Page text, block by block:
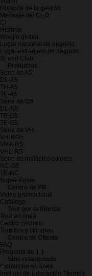
Filosofía de la gestión
Mensaje del CEO
CI
Historia
Woojin global
Lugar nacional de negocio
Lugar extranjero de negocio
Speed Club
Productos
Serie de A5
DL-A5
TH-A5
TE-A5
Serie de G5
DL-G5
TB-G5
TE-G5
Serie de VH
VH-RG5
VHA-RS
VHL-RS
Serie de múltiples colores
NC-G5
TE-NC
Super-Foam
Centro de PR
Video promocional
Catálogo
Tour por la fábrica
Tour en línea
Centro Técnico
Tornillos y cilindros
Centro de Cliente
FAQ
Pregunta de 1:1
Sitio relacionado
Exhibición en línea
Instituto de Educación Técnica